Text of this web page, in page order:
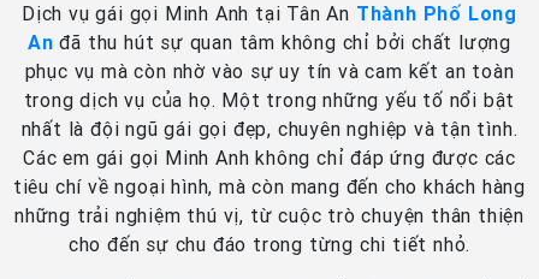
Dịch vụ gái gọi Minh Anh tại Tân An Thành Phố Long
An đã thu hút sự quan tâm không chỉ bởi chất lượng
phục vụ mà còn nhờ vào sự uy tín và cam kết an toàn
trong dịch vụ của họ. Một trong những yếu tố nổi bật
nhất là đội ngũ gái gọi đẹp, chuyên nghiệp và tận tình.
Các em gái gọi Minh Anh không chỉ đáp ứng được các
tiêu chí về ngoại hình, mà còn mang đến cho khách hàng
những trải nghiệm thú vị, từ cuộc trò chuyện thân thiện
cho đến sự chu đáo trong từng chi tiết nhỏ.